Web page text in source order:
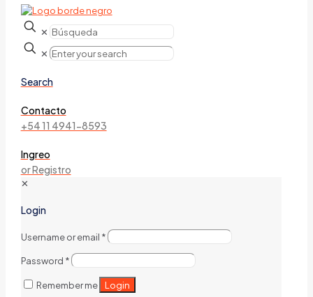
✕
✕
Search
Contacto
+54 11 4941-8593
Ingreo
or Registro
✕
Login
Username or email *
Password *
Remember me Login